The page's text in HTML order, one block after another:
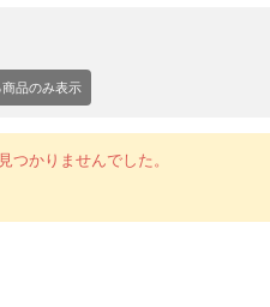
品のみ表示
つかりませんでした。